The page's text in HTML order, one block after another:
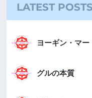
LATEST POSTS
ヨーギン・マー
グルの本質